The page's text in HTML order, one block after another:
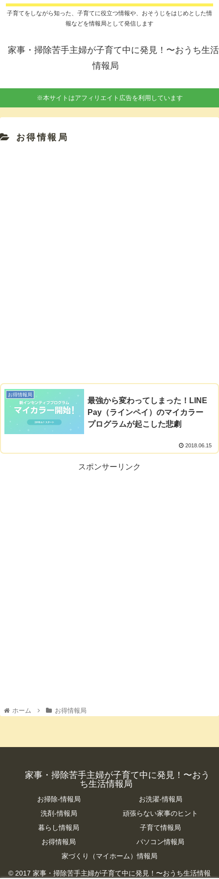
子育てをしながら知った、子育てに役立つ情報や、おそうじをはじめとした情
報などを情報局として発信します
家事・掃除苦手主婦が子育て中に発見！〜おうち生活
情報局
※本サイトはアフィリエイト広告を利用しています
お得情報局
お得情報局
最強から変わってしまった！LINE
Pay（ラインペイ）のマイカラー
プログラムが起こした悲劇
2018.06.15
スポンサーリンク
ホーム お得情報局
家事・掃除苦手主婦が子育て中に発見！〜おう
ち生活情報局
お掃除-情報局
お洗濯-情報局
洗剤-情報局
頑張らない家事のヒント
暮らし情報局
子育て情報局
お得情報局
パソコン情報局
家づくり（マイホーム）情報局
© 2017 家事・掃除苦手主婦が子育て中に発見！〜おうち生活情報